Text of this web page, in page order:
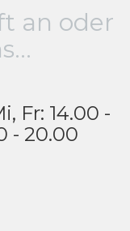
an oder
Fr: 14.00 -
- 20.00